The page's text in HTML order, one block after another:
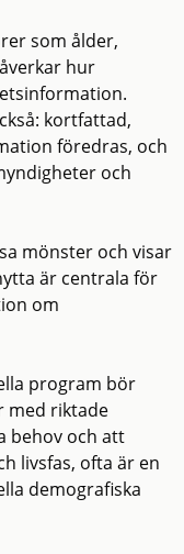
som ålder,
hur
kortfattad,
föredras, och
och
mönster och visar
är centrala för
om
program bör
med riktade
behov och att
livsfas, ofta är en
demografiska